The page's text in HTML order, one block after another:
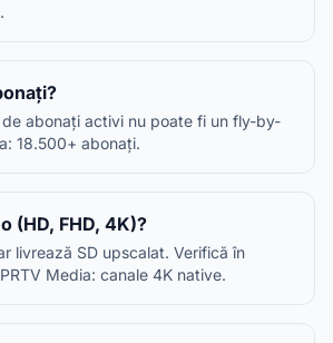
de abonați activi nu poate fi un fly-by-
18.500+ abonați.
(HD, FHD, 4K)?
livrează SD upscalat. Verifică în
Media: canale 4K native.